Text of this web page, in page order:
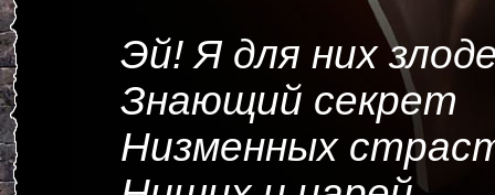
Эй! Я для них
Знающий секрет
Низменных